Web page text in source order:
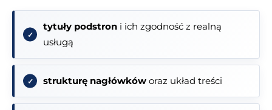
tytuły podstron i ich zgodność z realną
usługą
strukturę nagłówków oraz układ treści